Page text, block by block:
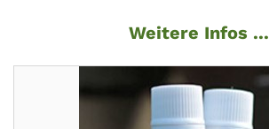
Weitere Infos ...